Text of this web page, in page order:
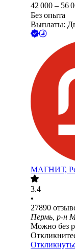
42 000 – 56
Без опыта
Выплаты:
МАГНИТ,
3.4
•
27890
Пермь, р-н
Можно без